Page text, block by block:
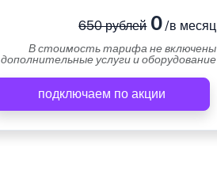
650 рублей0/в месяц
В стоимость тарифа не включены
дополнительные услуги и оборудование
подключаем по акции